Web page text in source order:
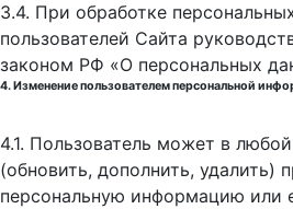
3.4. При обработке
пользователей Сайта
законом РФ «О персональных
4. Изменение пользователем персональной
4.1. Пользователь может в
(обновить, дополнить, удалить)
персональную информацию или